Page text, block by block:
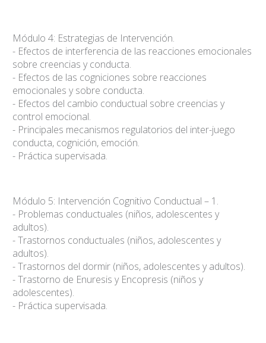
Módulo 4: Estrategias de Intervención.
- Efectos de interferencia de las reacciones emocionales
sobre creencias y conducta.
- Efectos de las cogniciones sobre reacciones
emocionales y sobre conducta.
- Efectos del cambio conductual sobre creencias y
control emocional.
- Principales mecanismos regulatorios del inter-juego
conducta, cognición, emoción.
- Práctica supervisada.
Módulo 5: Intervención Cognitivo Conductual – 1.
- Problemas conductuales (niños, adolescentes y
adultos).
- Trastornos conductuales (niños, adolescentes y
adultos).
- Trastornos del dormir (niños, adolescentes y adultos).
- Trastorno de Enuresis y Encopresis (niños y
adolescentes).
- Práctica supervisada.